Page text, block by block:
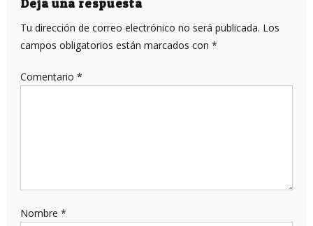
entradas
Tu dirección de correo electrónico no será publicada. Los
campos obligatorios están marcados con *
Comentario *
Nombre *